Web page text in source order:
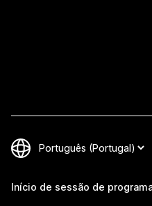
Início de sessão de